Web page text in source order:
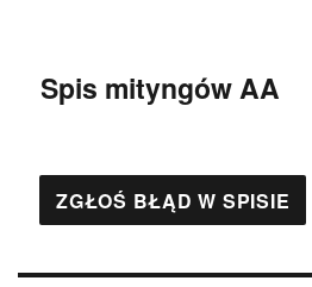
Spis mityngów AA
ZGŁOŚ BŁĄD W SPISIE